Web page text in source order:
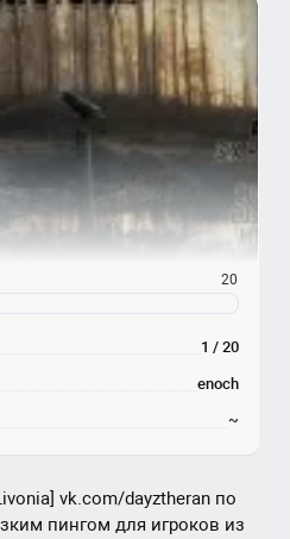
vk.com/dayztheran по
пингом для игроков из
20
1 / 20
enoch
~